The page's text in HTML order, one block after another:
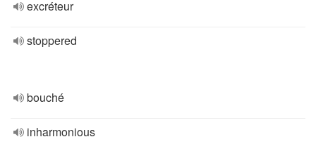
excréteur
stoppered
bouché
inharmonious